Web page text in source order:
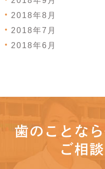
2018年8月
2018年7月
2018年6月
歯のことな
ご相